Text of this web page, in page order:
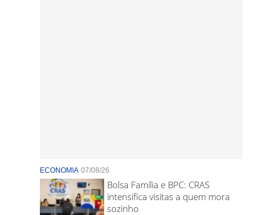
ECONOMIA 07/08/26
Bolsa Família e BPC: CRAS
intensifica visitas a quem mora
sozinho